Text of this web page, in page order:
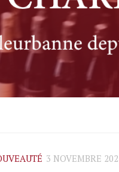
3 NOVEMBRE